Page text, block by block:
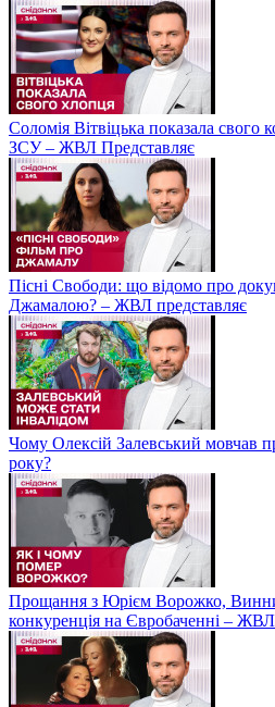
Соломія Вітвіцька показала свого
ЗСУ – ЖВЛ Представляє
Пісні Свободи: що відомо про
Джамалою? – ЖВЛ представляє
Чому Олексій Залевський мовчав
року?
Прощання з Юрієм Ворожко,
конкуренція на Євробаченні – ЖВЛ